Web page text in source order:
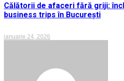
Călătorii de afaceri fără griji:
business trips în București
ianuarie 24, 2026